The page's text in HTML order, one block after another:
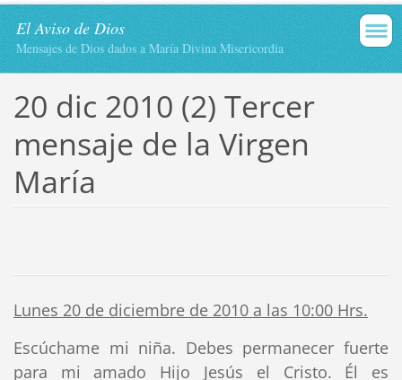
El Aviso de Dios
Mensajes de Dios dados a María Divina Misericordia
20 dic 2010 (2) Tercer
mensaje de la Virgen
María
Lunes 20 de diciembre de 2010 a las 10:00 Hrs.
Escúchame mi niña. Debes permanecer fuerte
para mi amado Hijo Jesús el Cristo. Él es